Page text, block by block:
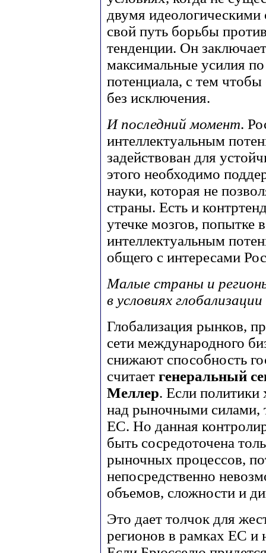
двумя идеологическими
свой путь борьбы
тенденции. Он
максимальные усилия
потенциала, с тем
без исключения.
И последний момент.
интеллектуальным
задействован для
этого необходимо
науки, которая не
страны. Есть и
утечке мозгов, попытке
интеллектуальным
общего с интересами
Малые страны и
в условиях глобализации
Глобализация рынков,
сети международного
снижают способность
считает генеральный
Меллер. Если политики
над рыночными силами,
ЕС. Но данная
быть сосредоточена
рыночных процессов,
непосредственно
объемов, сложности и
Это дает толчок для
регионов в рамках ЕС и